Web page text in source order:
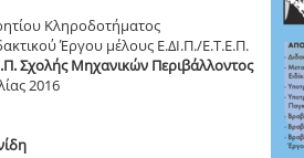
Κληροδοτήματος
Έργου μέλους Ε.ΔΙ.Π./Ε.Τ.Ε.Π.
Σχολής Μηχανικών Περιβάλλοντος
2016